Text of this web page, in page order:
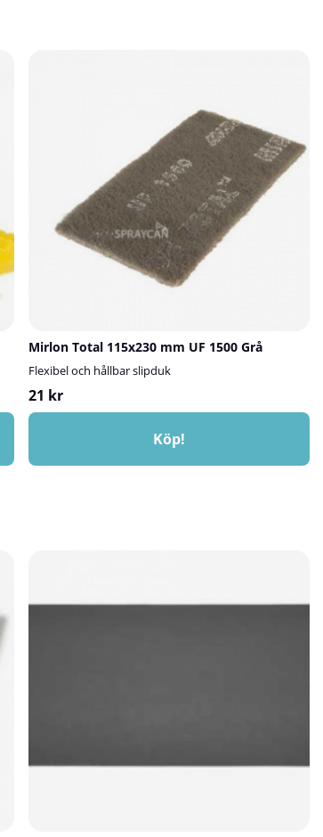
Mirlon Total 115x230 mm UF 1500 Grå
Flexibel och hållbar slipduk
21 kr
Köp!